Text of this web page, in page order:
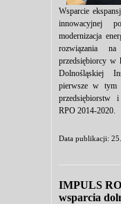
Wsparcie
innowacyjnej
modernizacja
rozwiązania
przedsiębiorcy w
Dolnośląskiej
pierwsze w tym
przedsiębiorstw
RPO 2014-2020.
Data publikacji:
IMPULS
wsparcia